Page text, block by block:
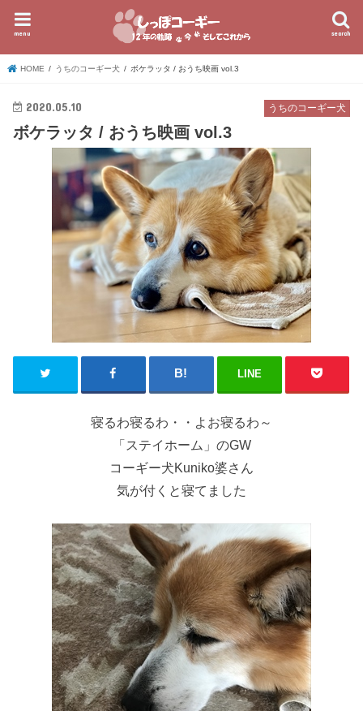
search
menu
HOME うちのコーギー犬 ボケラッタ / おうち映画 vol.3
うちのコーギー犬
2020.05.10
ボケラッタ / おうち映画 vol.3
LINE
寝るわ寝るわ・・よお寝るわ～
「ステイホーム」のGW
コーギー犬Kuniko婆さん
気が付くと寝てました